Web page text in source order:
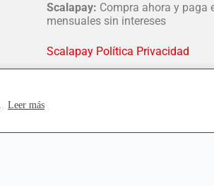
Leer más
Scalapay: Compra ahora y paga
mensuales sin intereses
Scalapay Política Privacidad